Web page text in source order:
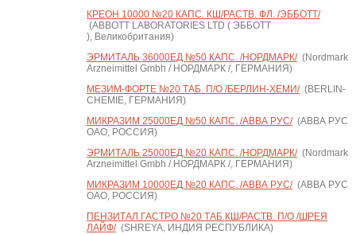
КРЕОН 10000 №20 КАПС. КШ/РАСТВ. ФЛ. /ЭББОТТ/
(ABBOTT LABORATORIES LTD ( ЭББОТТ
), Великобритания)
ЭРМИТАЛЬ 36000ЕД №50 КАПС. /НОРДМАРК/(Nordmark
Arzneimittel Gmbh / НОРДМАРК /, ГЕРМАНИЯ)
МЕЗИМ-ФОРТЕ №20 ТАБ. П/О /БЕРЛИН-ХЕМИ/(BERLIN-
CHEMIE, ГЕРМАНИЯ)
МИКРАЗИМ 25000ЕД №50 КАПС. /АВВА РУС/(АВВА РУС
ОАО, РОССИЯ)
ЭРМИТАЛЬ 25000ЕД №20 КАПС. /НОРДМАРК/(Nordmark
Arzneimittel Gmbh / НОРДМАРК /, ГЕРМАНИЯ)
МИКРАЗИМ 10000ЕД №20 КАПС. /АВВА РУС/(АВВА РУС
ОАО, РОССИЯ)
ПЕНЗИТАЛ ГАСТРО №20 ТАБ.КШ/РАСТВ. П/О /ШРЕЯ
ЛАЙФ/(SHREYA, ИНДИЯ РЕСПУБЛИКА)